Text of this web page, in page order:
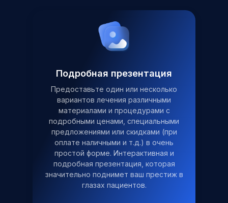
Предоставьте один или несколько
вариантов лечения различными
материалами и процедурами с
подробными ценами, специальными
предложениями или скидками (при
оплате наличными и т.д.) в очень
простой форме. Интерактивная и
подробная презентация, которая
значительно поднимет ваш престиж в
глазах пациентов.
Подробная презентация